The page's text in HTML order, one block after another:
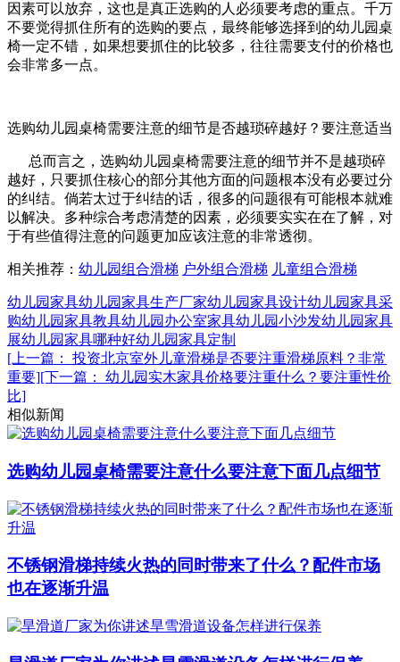
因素可以放弃，这也是真正选购的人必须要考虑的重点。千万
不要觉得抓住所有的选购的要点，最终能够选择到的幼儿园桌
椅一定不错，如果想要抓住的比较多，往往需要支付的价格也
会非常多一点。
选购幼儿园桌椅需要注意的细节是否越琐碎越好？要注意适当
总而言之，选购幼儿园桌椅需要注意的细节并不是越琐碎
越好，只要抓住核心的部分其他方面的问题根本没有必要过分
的纠结。倘若太过于纠结的话，很多的问题很有可能根本就难
以解决。多种综合考虑清楚的因素，必须要实实在在了解，对
于有些值得注意的问题更加应该注意的非常透彻。
相关推荐： 幼儿园组合滑梯 户外组合滑梯 儿童组合滑梯
幼儿园家具幼儿园家具生产厂家幼儿园家具设计幼儿园家具采
购幼儿园家具教具幼儿园办公室家具幼儿园小沙发幼儿园家具
展幼儿园家具哪种好幼儿园家具定制
[上一篇： 投资北京室外儿童滑梯是否要注重滑梯原料？非常
重要][下一篇： 幼儿园实木家具价格要注重什么？要注重性价
比]
相似新闻
选购幼儿园桌椅需要注意什么要注意下面几点细节
不锈钢滑梯持续火热的同时带来了什么？配件市场
也在逐渐升温